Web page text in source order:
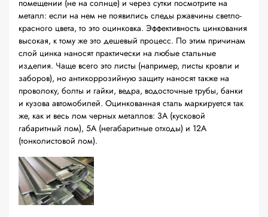
помещении (не на солнце) и через сутки посмотрите на
металл: если на нем не появились следы ржавчины светло-
красного цвета, то это оцинковка. Эффективность цинкования
высокая, к тому же это дешевый процесс. По этим причинам
слой цинка наносят практически на любые стальные
изделия. Чаще всего это листы (например, листы кровли и
заборов), но антикоррозийную защиту наносят также на
проволоку, болты и гайки, ведра, водосточные трубы, банки
и кузова автомобилей. Оцинкованная сталь маркируется так
же, как и весь лом черных металлов: 3А (кусковой
габаритный лом), 5А (негабаритные отходы) и 12А
(тонколистовой лом).